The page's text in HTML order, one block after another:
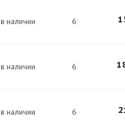
в наличии 6
в наличии 6
в наличии 6